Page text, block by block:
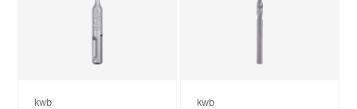
kwb kwb